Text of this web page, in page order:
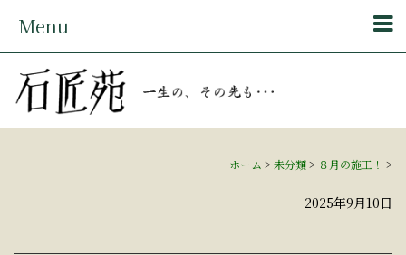
Menu
ホーム > 未分類> ８月の施工！ >
2025年9月10日